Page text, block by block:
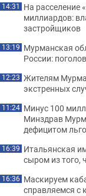
14:31 На расселение
миллиардов:
застройщиков
13:19 Мурманская
России:
12:23 Жителям
экстренных
11:24 Минус 100
Минздрав
дефицитом
16:39 Итальянская
сыром из того,
16:36 Маскируем
справляемся с